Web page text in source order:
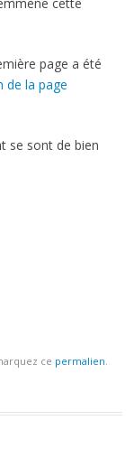
page a été
de la page
se sont de bien
ce permalien